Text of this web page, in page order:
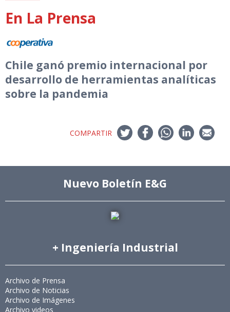
En La Prensa
Chile ganó premio internacional por
desarrollo de herramientas analíticas
sobre la pandemia
COMPARTIR
Nuevo Boletín E&G
+ Ingeniería Industrial
Archivo de Prensa
Archivo de Noticias
Archivo de Imágenes
Archivo videos